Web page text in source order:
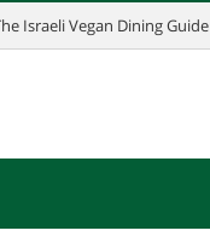
Israeli Vegan Dining Guide